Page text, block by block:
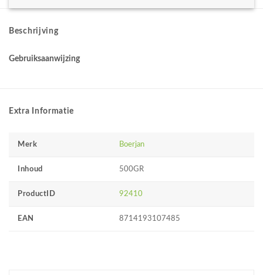
Beschrijving
Gebruiksaanwijzing
Extra Informatie
Merk Boerjan
Inhoud 500GR
ProductID 92410
EAN 8714193107485